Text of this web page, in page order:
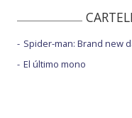
Spider-man: Brand new
El último mono